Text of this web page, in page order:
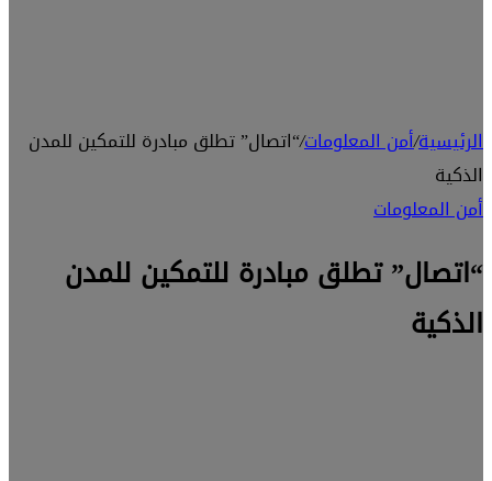
الرئيسية/أمن المعلومات/“اتصال” تطلق مبادرة للتمكين للمدن
الذكية
أمن المعلومات
“اتصال” تطلق مبادرة للتمكين للمدن
الذكية